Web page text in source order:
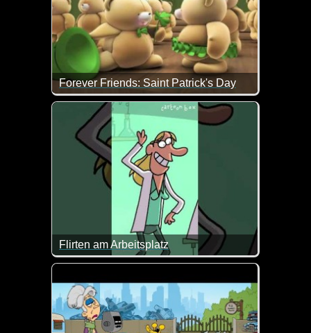
Forever Friends: Saint Patrick's Day
Das ist doch ein total nettes Video zum Saint
Flirten am Arbeitsplatz
Im Labor sollte man sich wohl nicht einfach was